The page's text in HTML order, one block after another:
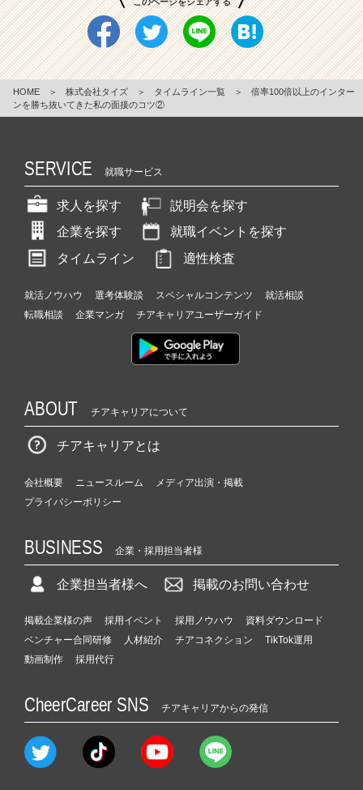
HOME ＞ 株式会社タイズ ＞ タイムライン一覧 ＞
倍率100倍以上のインター
ンを勝ち抜いてきた私の面接のコツ②
SERVICE 就職サービス
求人を探す
説明会を探す
企業を探す
就職イベントを探す
タイムライン
適性検査
就活ノウハウ 選考体験談 スペシャルコンテンツ
就活相談
転職相談
企業マンガ チアキャリアユーザーガイド
ABOUT チアキャリアについて
チアキャリアとは
会社概要 ニュースルーム
メディア出演・掲載
プライバシーポリシー
BUSINESS 企業・採用担当者様
企業担当者様へ 掲載のお問い合わせ
掲載企業様の声 採用イベント 採用ノウハウ
資料ダウンロード
ベンチャー合同研修
人材紹介 チアコネクション
TikTok運用
動画制作
採用代行
CheerCareer SNS チアキャリアからの発信